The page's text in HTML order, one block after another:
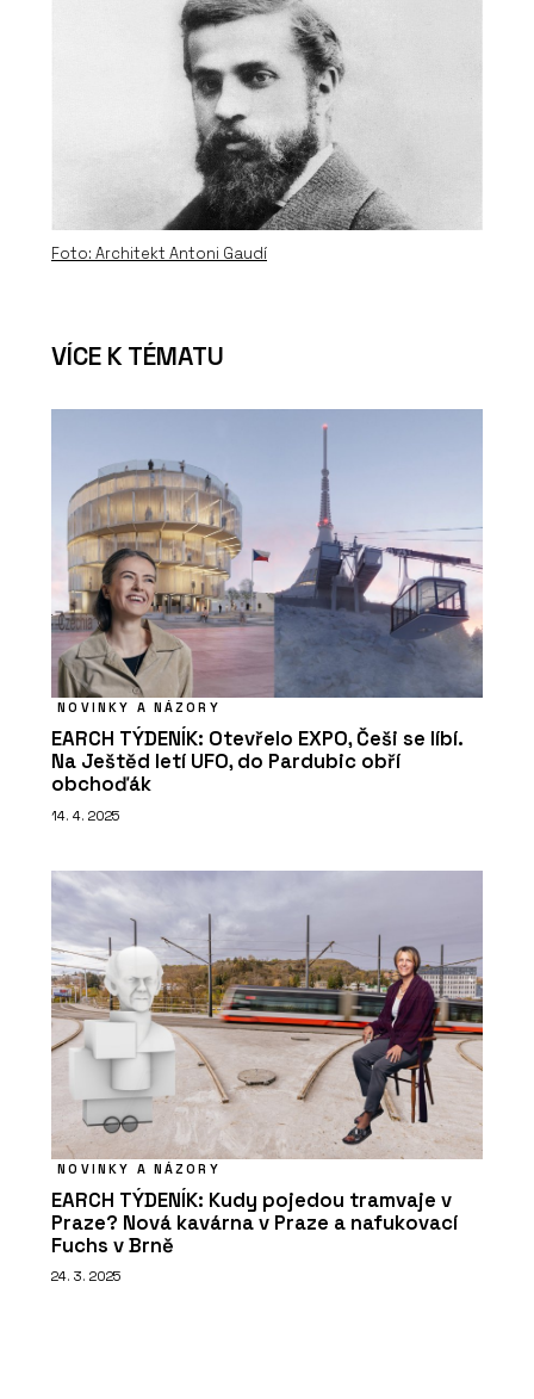
Foto: Architekt Antoni Gaudí
VÍCE K TÉMATU
NOVINKY A NÁZORY
EARCH TÝDENÍK: Otevřelo EXPO, Češi se líbí.
Na Ještěd letí UFO, do Pardubic obří
obchoďák
14. 4. 2025
NOVINKY A NÁZORY
EARCH TÝDENÍK: Kudy pojedou tramvaje v
Praze? Nová kavárna v Praze a nafukovací
Fuchs v Brně
24. 3. 2025